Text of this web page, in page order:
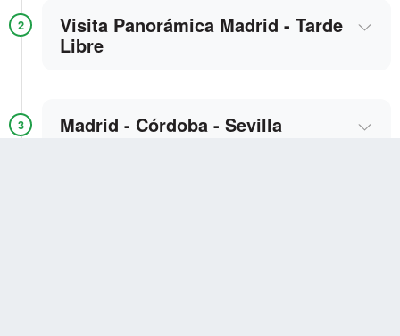
2 Visita Panorámica Madrid - Tarde
Libre
3 Madrid - Córdoba - Sevilla